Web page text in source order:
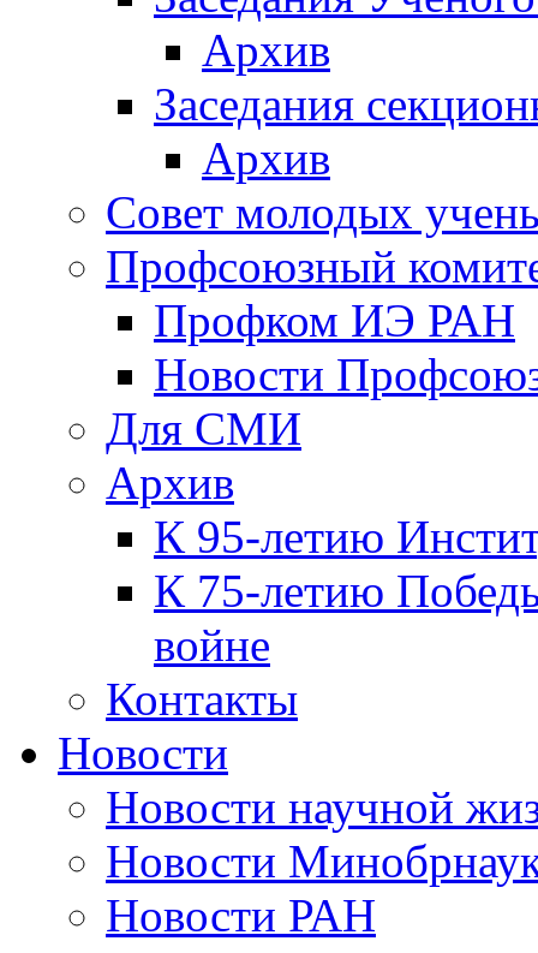
Архив
Заседания
Архив
Совет молодых
Профсоюзный
Профком ИЭ РАН
Новости
Для СМИ
Архив
К 95-летию
К 75-летию
войне
Контакты
Новости
Новости научной
Новости
Новости РАН